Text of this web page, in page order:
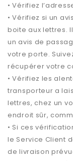
• Vérifiez
• Vérifiez si un
boite aux lettres.
un avis de
votre porte.
récupérer votre
• Vérifiez les
transporteur a
lettres, chez un
endroit sûr,
• Si ces
le Service Client
de livraison